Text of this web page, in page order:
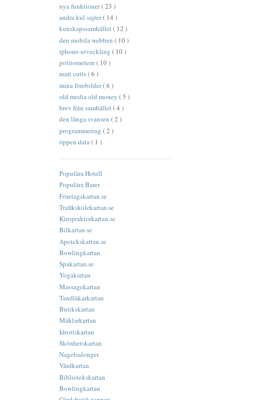
nya funktioner( 23 )
andra kul sajter( 14 )
kunskapssamhället( 12 )
den mobila webben ( 10 )
iphone-utveckling ( 10 )
politometern ( 10 )
matt cutts( 6 )
mina förebilder( 6 )
old media old money ( 5 )
brev från samhället( 4 )
den långa svansen ( 2 )
programmering ( 2 )
öppen data( 1 )
Populära Hotell
Populära Barer
Företagskartan.se
Trafikskolekartan.se
Kiropraktorkartan.se
Bilkartan.se
Apotekskartan.se
Bowlingkartan
Spakartan.se
Yogakartan
Massagekartan
Tandläkarkartan
Butikskartan
Mäklarkartan
Idrottskartan
Skönhetskartan
Nagelsalonger
Vårdkartan
Bibliotekskartan
Bowlingkartan